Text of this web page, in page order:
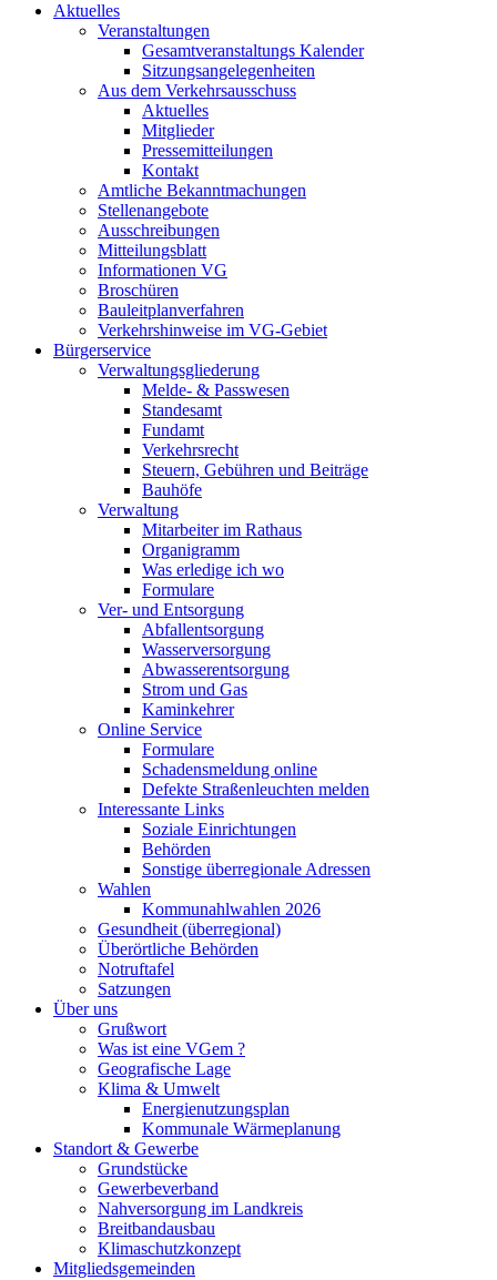
Aktuelles
Veranstaltungen
Gesamtveranstaltungs Kalender
Sitzungsangelegenheiten
Aus dem Verkehrsausschuss
Aktuelles
Mitglieder
Pressemitteilungen
Kontakt
Amtliche Bekanntmachungen
Stellenangebote
Ausschreibungen
Mitteilungsblatt
Informationen VG
Broschüren
Bauleitplanverfahren
Verkehrshinweise im VG-Gebiet
Bürgerservice
Verwaltungsgliederung
Melde- & Passwesen
Standesamt
Fundamt
Verkehrsrecht
Steuern, Gebühren und Beiträge
Bauhöfe
Verwaltung
Mitarbeiter im Rathaus
Organigramm
Was erledige ich wo
Formulare
Ver- und Entsorgung
Abfallentsorgung
Wasserversorgung
Abwasserentsorgung
Strom und Gas
Kaminkehrer
Online Service
Formulare
Schadensmeldung online
Defekte Straßenleuchten melden
Interessante Links
Soziale Einrichtungen
Behörden
Sonstige überregionale Adressen
Wahlen
Kommunahlwahlen 2026
Gesundheit (überregional)
Überörtliche Behörden
Notruftafel
Satzungen
Über uns
Grußwort
Was ist eine VGem ?
Geografische Lage
Klima & Umwelt
Energienutzungsplan
Kommunale Wärmeplanung
Standort & Gewerbe
Grundstücke
Gewerbeverband
Nahversorgung im Landkreis
Breitbandausbau
Klimaschutzkonzept
Mitgliedsgemeinden